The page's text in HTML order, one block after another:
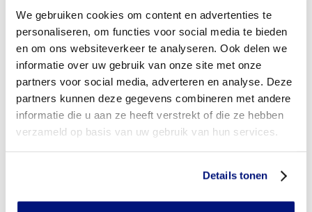
We gebruiken cookies om content en advertenties te
personaliseren, om functies voor social media te bieden
en om ons websiteverkeer te analyseren. Ook delen we
informatie over uw gebruik van onze site met onze
partners voor social media, adverteren en analyse. Deze
partners kunnen deze gegevens combineren met andere
informatie die u aan ze heeft verstrekt of die ze hebben
verzameld op basis van uw gebruik van hun services.
Details tonen
Wanneer komt mijn Stil Orthese NIET in aanmerking voor
vergoeding via mijn zorgverzekeraar?
Wordt mijn Stil Orthese vergoed uit de basisverzekering?
Wordt mijn Stil Orthese vergoed vanuit een aanvullende
verzekering?
Betaal ik een eigen risico?
Is de Stil Orthese mijn eigendom?